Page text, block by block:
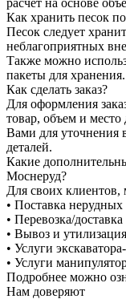
Как хранить песок
Песок следует
неблагоприятных
Также можно
пакеты для хранения.
Как сделать заказ?
Для оформления
товар, объем и
Вами для уточнения
деталей.
Какие
Моснеруд?
Для своих
• Поставка нерудных
• Перевозка/доставка
• Вывоз и
• Услуги
• Услуги
Подробнее можно
Нам доверяют